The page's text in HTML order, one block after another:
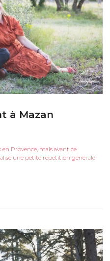
à Mazan
Provence, mais avant ce
une petite répétition générale